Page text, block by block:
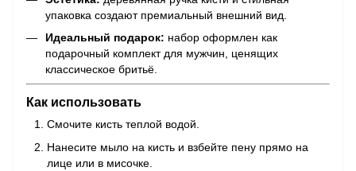
упаковка создают премиальный внешний вид.
Идеальный подарок: набор оформлен как
подарочный комплект для мужчин, ценящих
классическое бритьё.
Как использовать
Смочите кисть теплой водой.
Нанесите мыло на кисть и взбейте пену прямо на
лице или в мисочке.